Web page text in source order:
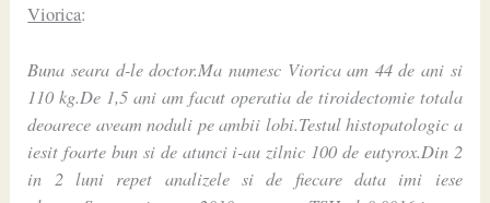
Viorica:
Buna seara d-le doctor.Ma numesc Viorica am 44 de ani si
110 kg.De 1,5 ani am facut operatia de tiroidectomie totala
deoarece aveam noduli pe ambii lobi.Testul histopatologic a
iesit foarte bun si de atunci i-au zilnic 100 de eutyrox.Din 2
in 2 luni repet analizele si de fiecare data imi iese